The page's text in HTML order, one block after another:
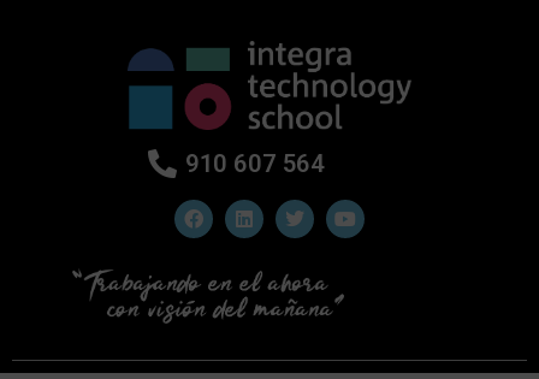
910 607 564